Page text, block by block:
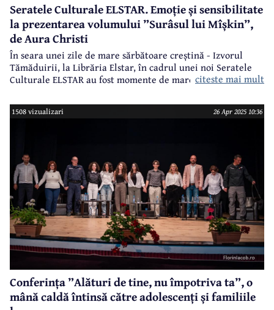
Seratele Culturale ELSTAR. Emoție și sensibilitate
la prezentarea volumului ”Surâsul lui Mîșkin”,
de Aura Christi
În seara unei zile de mare sărbătoare creștină - Izvorul
Tămăduirii, la Librăria Elstar, în cadrul unei noi Seratele
Culturale ELSTAR au fost momente de mare emoție și
de Aura Christi.
citeste mai mult
1508 vizualizari 26 Apr 2025 10:36
Conferința ”Alături de tine, nu împotriva ta”, o
mână caldă întinsă către adolescenți și familiile